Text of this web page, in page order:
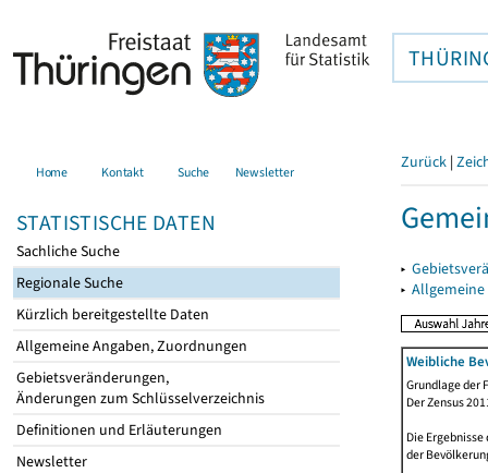
Home Kontakt Suche Newsletter
STATISTISCHE DATEN
Sachliche Suche
Regionale Suche
Kürzlich bereitgestellte Daten
Allgemeine Angaben, Zuordnungen
Gebietsveränderungen,
Änderungen zum Schlüsselverzeichnis
Definitionen und Erläuterungen
Newsletter
Zurück |
▸
▸
Weibliche
Grundlage der
Der Zensus
Die
der